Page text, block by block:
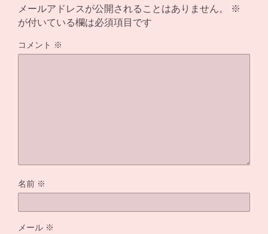
メールアドレスが公開されることはありません。
※
が付いている欄は必須項目です
コメント ※
名前 ※
メール ※